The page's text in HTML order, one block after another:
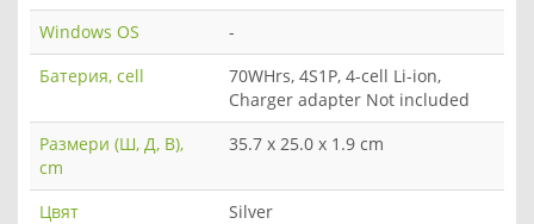
Windows OS
-
Батерия, cell
70WHrs, 4S1P, 4-cell Li-ion,
Charger adapter Not included
Размери (Ш, Д, В),
cm
35.7 x 25.0 x 1.9 cm
Цвят
Silver